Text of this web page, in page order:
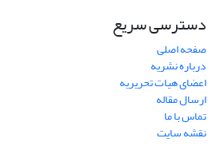
دسترسی سریع
صفحه اصلی
درباره نشریه
اعضای هیات تحریریه
ارسال مقاله
تماس با ما
نقشه سایت